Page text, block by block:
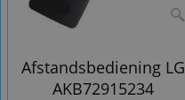
Afstandsbediening LG
AKB72915234